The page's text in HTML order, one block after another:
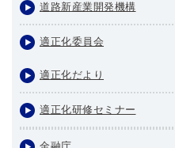
道路新産業開発機構
適正化委員会
適正化だより
適正化研修セミナー